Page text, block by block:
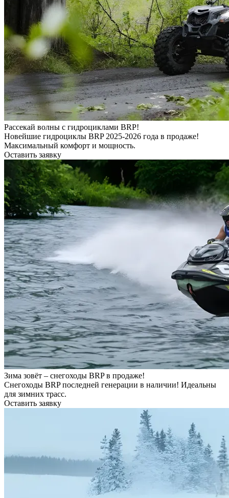
Рассекай волны с гидроциклами BRP!
Новейшие гидроциклы BRP 2025-2026 года в продаже!
Максимальный комфорт и мощность.
Оставить заявку
Зима зовёт – снегоходы BRP в продаже!
Снегоходы BRP последней генерации в наличии! Идеальны
для зимних трасс.
Оставить заявку